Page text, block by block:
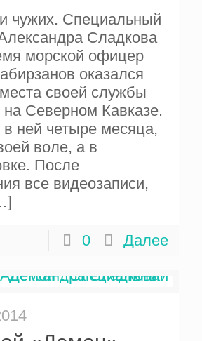
чужих. Специальный
Сладкова
морской офицер
оказался
своей службы
Северном Кавказе.
ней четыре месяца,
воле, а в
После
все видеозаписи,
0 Далее